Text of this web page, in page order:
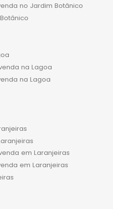
no Jardim Botânico
na Lagoa
na Lagoa
em Laranjeiras
em Laranjeiras